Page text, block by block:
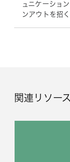
ュニケーショ
ンアウトを招
関連リソース